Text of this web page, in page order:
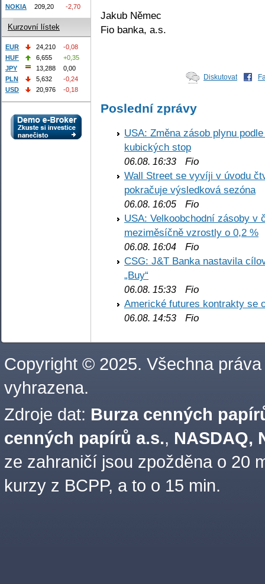
Jakub Němec
Fio banka, a.s.
Diskutovat
Poslední zprávy
USA: Změna zásob plynu
kubických stop
06.08. 16:33 Fio
Wall Street se vyvíji v úvodu
pokračuje výsledková sezóna
06.08. 16:05 Fio
USA: Velkoobchodní zásoby v
meziměsíčně vzrostly o 0,2 %
06.08. 16:04 Fio
CSG: J&T Banka nastavila
„Buy“
06.08. 15:33 Fio
Americké futures kontrakty se
06.08. 14:53 Fio
NOKIA
209,20 -2,70
Kurzovní lístek
EUR 24,210
-0,08
HUF
6,655
+0,35
JPY
13,288
0,00
PLN
5,632
-0,24
USD
20,976 -0,18
Copyright © 2025. Všechna práva
vyhrazena.
Zdroje dat: Burza cenných
cenných papírů a.s., NASDAQ,
ze zahraničí jsou zpožděna o 20
kurzy z BCPP, a to o 15 min.